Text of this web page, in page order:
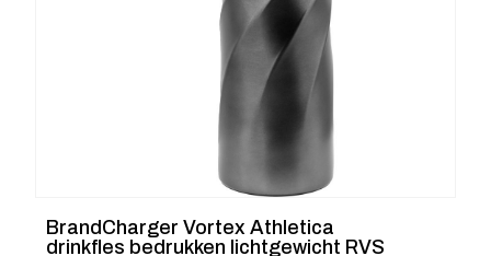
BrandCharger Vortex Athletica
drinkfles bedrukken lichtgewicht RVS